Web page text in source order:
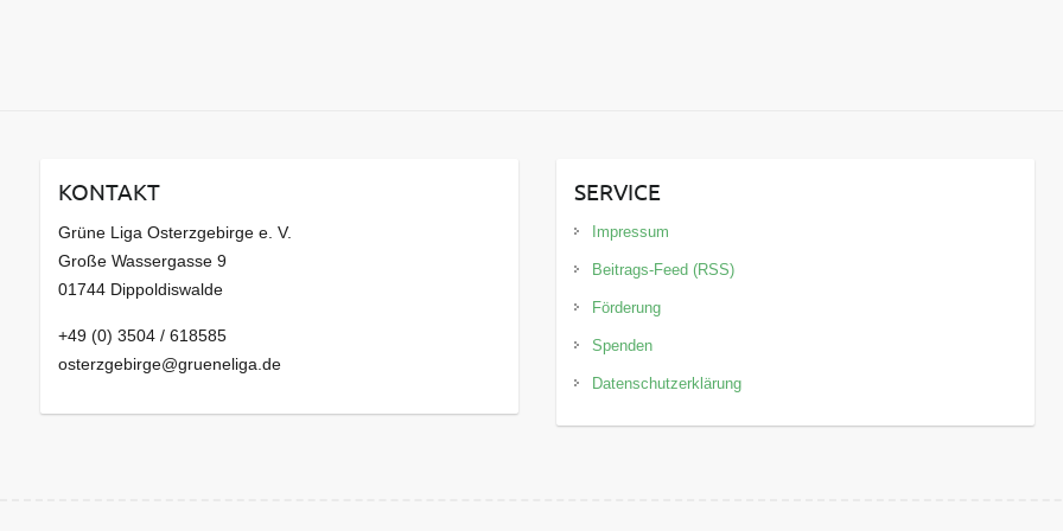
KONTAKT
Grüne Liga Osterzgebirge e. V.
Große Wassergasse 9
01744 Dippoldiswalde
+49 (0) 3504 / 618585
osterzgebirge@grueneliga.de
SERVICE
Impressum
Beitrags-Feed (RSS)
Förderung
Spenden
Datenschutzerklärung